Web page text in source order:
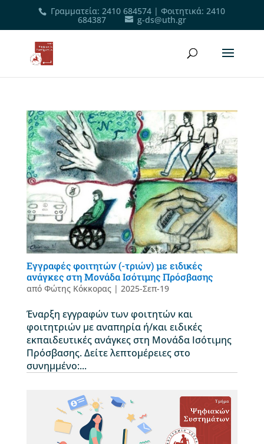
Γραμματεία: 2410 684574 |Φοιτητικά: 2410
684387 g-ds@uth.gr
Εγγραφές φοιτητών (-τριών) με ειδικές
ανάγκες στη Μονάδα Ισότιμης Πρόσβασης
από Φώτης Κόκκορας| 2025-Σεπ-19
Έναρξη εγγραφών των φοιτητών και
φοιτητριών με αναπηρία ή/και ειδικές
εκπαιδευτικές ανάγκες στη Μονάδα Ισότιμης
Πρόσβασης. Δείτε λεπτομέρειες στο
συνημμένο:...